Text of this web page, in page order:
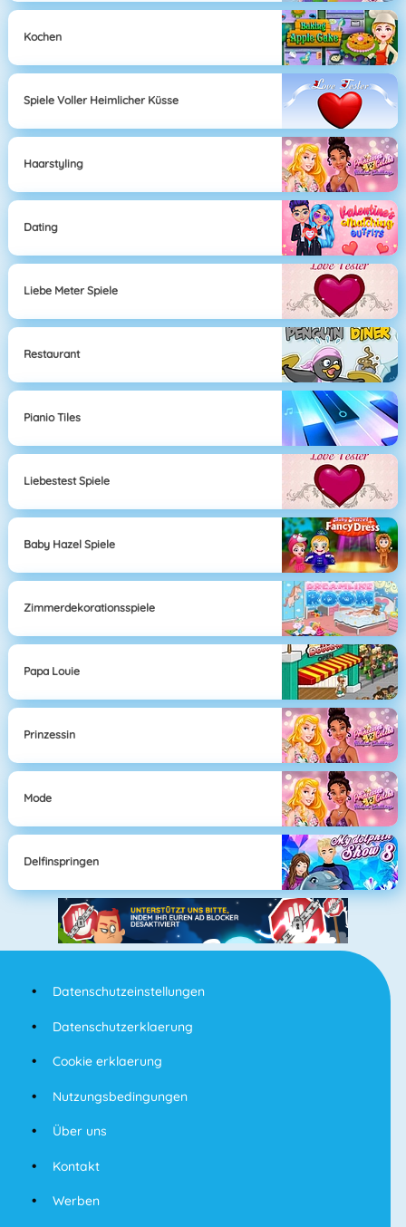
Kochen
Spiele Voller Heimlicher Küsse
Haarstyling
Dating
Liebe Meter Spiele
Restaurant
Pianio Tiles
Liebestest Spiele
Baby Hazel Spiele
Zimmerdekorationsspiele
Papa Louie
Prinzessin
Mode
Delfinspringen
Datenschutzeinstellungen
Datenschutzerklaerung
Cookie erklaerung
Nutzungsbedingungen
Über uns
Kontakt
Werben